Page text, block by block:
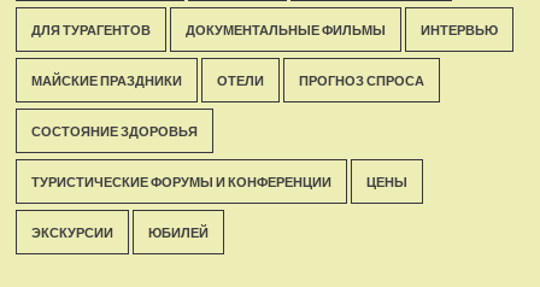
ДЛЯ ТУРАГЕНТОВ ДОКУМЕНТАЛЬНЫЕ ФИЛЬМЫ ИНТЕРВЬЮ
МАЙСКИЕ ПРАЗДНИКИ ОТЕЛИ ПРОГНОЗ СПРОСА
СОСТОЯНИЕ ЗДОРОВЬЯ
ТУРИСТИЧЕСКИЕ ФОРУМЫ И КОНФЕРЕНЦИИ ЦЕНЫ
ЭКСКУРСИИ ЮБИЛЕЙ